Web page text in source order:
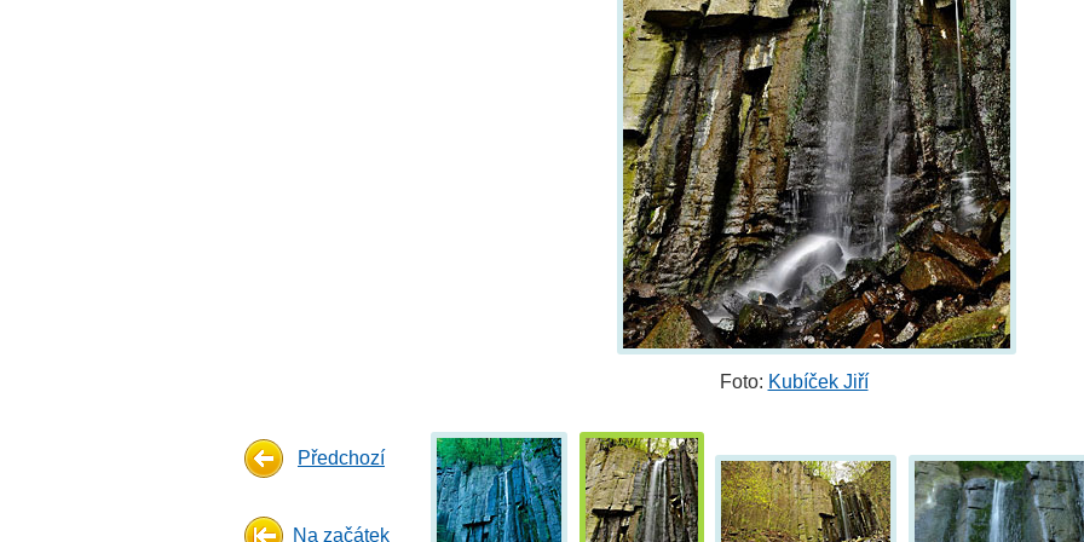
Foto: Kubíček Jiří
Předchozí
Na začátek